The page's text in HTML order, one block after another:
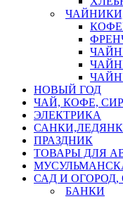
НОВЫЙ ГОД
ЧАЙ, КОФЕ,
ЭЛЕКТРИКА
ПРАЗДНИК
ТОВАРЫ ДЛЯ
САД И ОГОРОД,
БАНКИ